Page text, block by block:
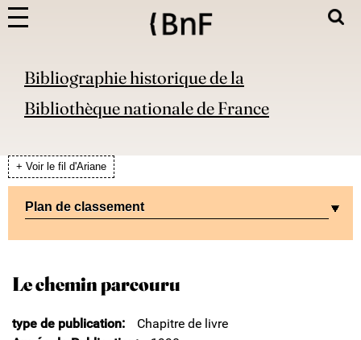
Bibliographie historique de la
Bibliothèque nationale de France
+ Voir le fil d'Ariane
Plan de classement
Le chemin parcouru
type de publication
Chapitre de livre